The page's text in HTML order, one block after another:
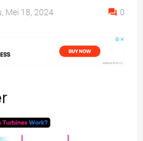
Mei 18, 2024 0